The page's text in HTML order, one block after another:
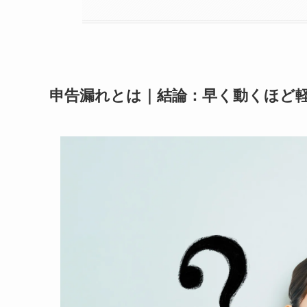
申告漏れとは｜結論：早く動くほど